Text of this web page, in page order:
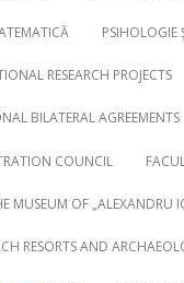
PSIHOLOGIE
RESEARCH PROJECTS
BILATERAL AGREEMENTS
COUNCIL
MUSEUM OF „ALEXANDRU
RESORTS AND